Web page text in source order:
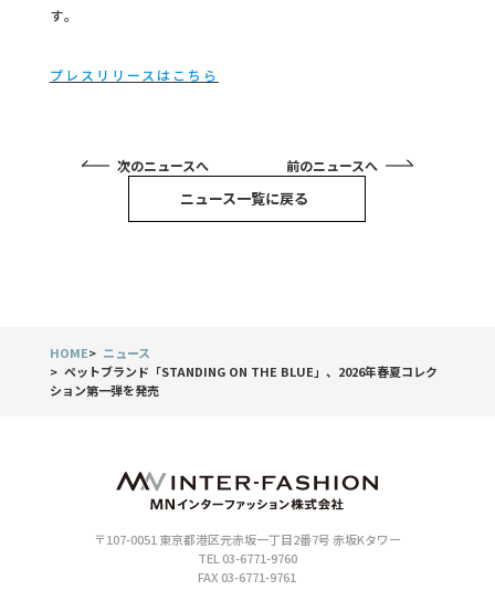
す。
プレスリリースはこちら
前のニュースへ
ニュース一覧に戻る
次のニュースへ
HOME
ニュース
ペットブランド「STANDING ON THE BLUE」、2026年春夏コレク
ション第一弾を発売
〒107-0051 東京都港区元赤坂一丁目2番7号 赤坂Kタワー
TEL 03-6771-9760
FAX 03-6771-9761